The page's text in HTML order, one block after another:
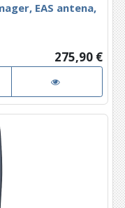
EAS antena,
275,90 €